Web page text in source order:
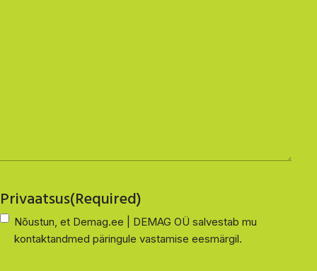
Privaatsus(Required)
Nõustun, et Demag.ee | DEMAG OÜ salvestab mu
kontaktandmed päringule vastamise eesmärgil.